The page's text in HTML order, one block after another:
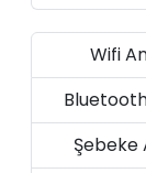
Wifi
Şebeke